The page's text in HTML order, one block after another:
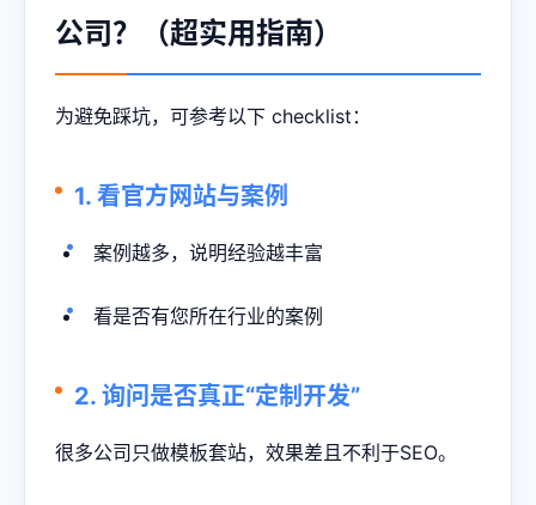
公司？（超实用指南）
为避免踩坑，可参考以下 checklist：
1. 看官方网站与案例
案例越多，说明经验越丰富
看是否有您所在行业的案例
2. 询问是否真正“定制开发”
很多公司只做模板套站，效果差且不利于SEO。